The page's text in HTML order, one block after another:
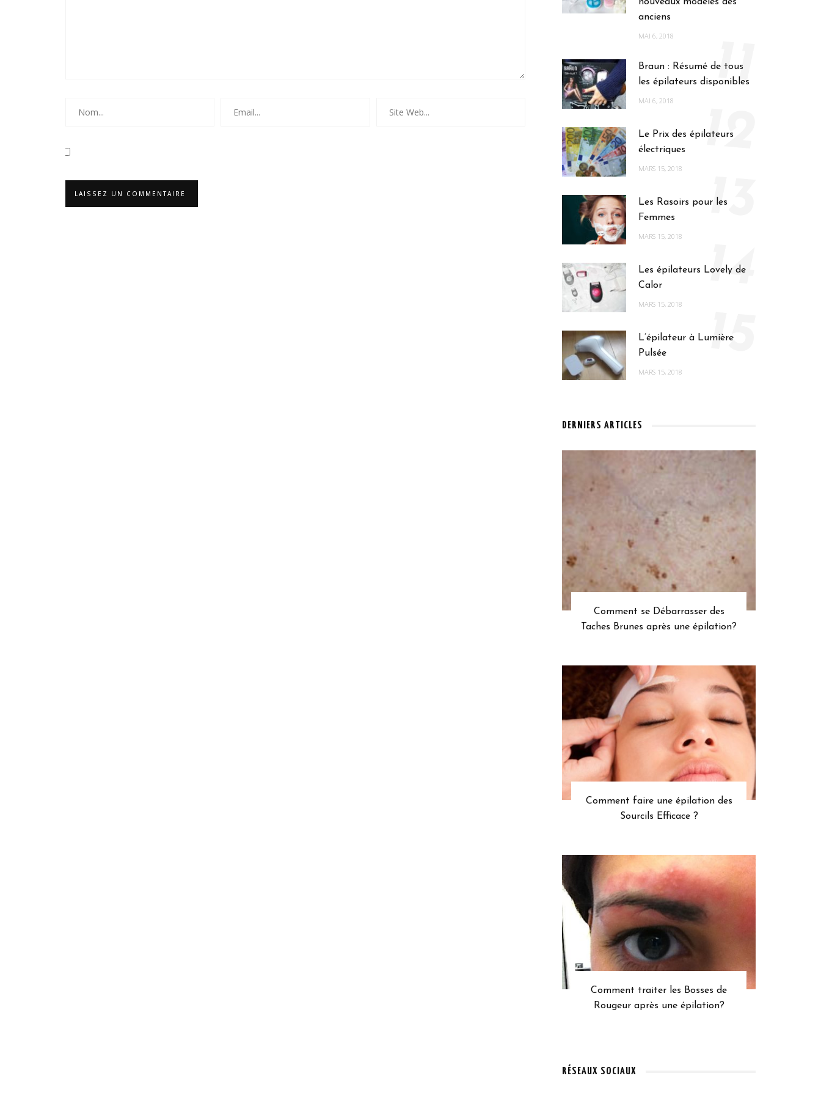
anciens
MAI 6, 2018
Braun : Résumé de tous
les épilateurs disponibles
MAI 6, 2018
11
Le Prix des épilateurs
électriques
MARS 15, 2018
12
Les Rasoirs pour les
Femmes
MARS 15, 2018
13
Les épilateurs Lovely de
Calor
MARS 15, 2018
14
L’épilateur à Lumière
Pulsée
MARS 15, 2018
15
DERNIERS ARTICLES
Comment se Débarrasser des
Taches Brunes après une épilation?
Comment faire une épilation des
Sourcils Efficace ?
Comment traiter les Bosses de
Rougeur après une épilation?
RÉSEAUX SOCIAUX